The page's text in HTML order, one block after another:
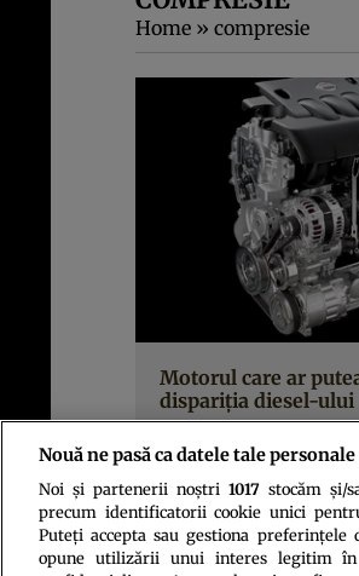
Home » compresie
Motorul care ar
dispariţia diesel-ului
Nouă ne pasă ca datele tale
Noi și partenerii noștri 1017stocăm și/
precum identificatorii cookie unici
Puteți accepta sau gestiona
opune utilizării unui interes legitim